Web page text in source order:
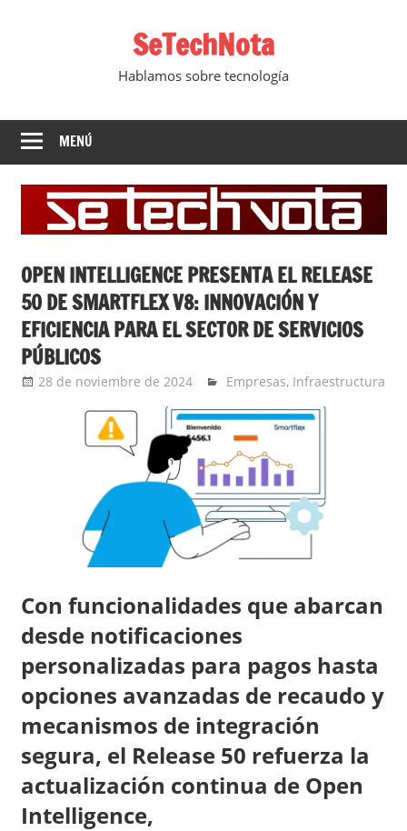
SeTechNota
Hablamos sobre tecnología
MENÚ
OPEN INTELLIGENCE PRESENTA EL RELEASE
50 DE SMARTFLEX V8: INNOVACIÓN Y
EFICIENCIA PARA EL SECTOR DE SERVICIOS
PÚBLICOS
28 de noviembre de 2024 Ernesto Herrera
Empresas, Infraestructura
Con funcionalidades que abarcan
desde notificaciones
personalizadas para pagos hasta
opciones avanzadas de recaudo y
mecanismos de integración
segura, el Release 50 refuerza la
actualización continua de Open
Intelligence,